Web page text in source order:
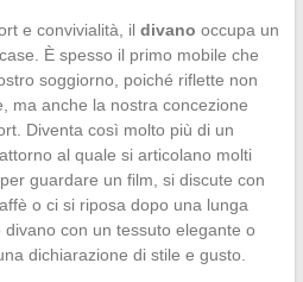
e convivialità, il divano occupa un
È spesso il primo mobile che
soggiorno, poiché riflette non
ma anche la nostra concezione
Diventa così molto più di un
al quale si articolano molti
guardare un film, si discute con
o ci si riposa dopo una lunga
con un tessuto elegante o
dichiarazione di stile e gusto.